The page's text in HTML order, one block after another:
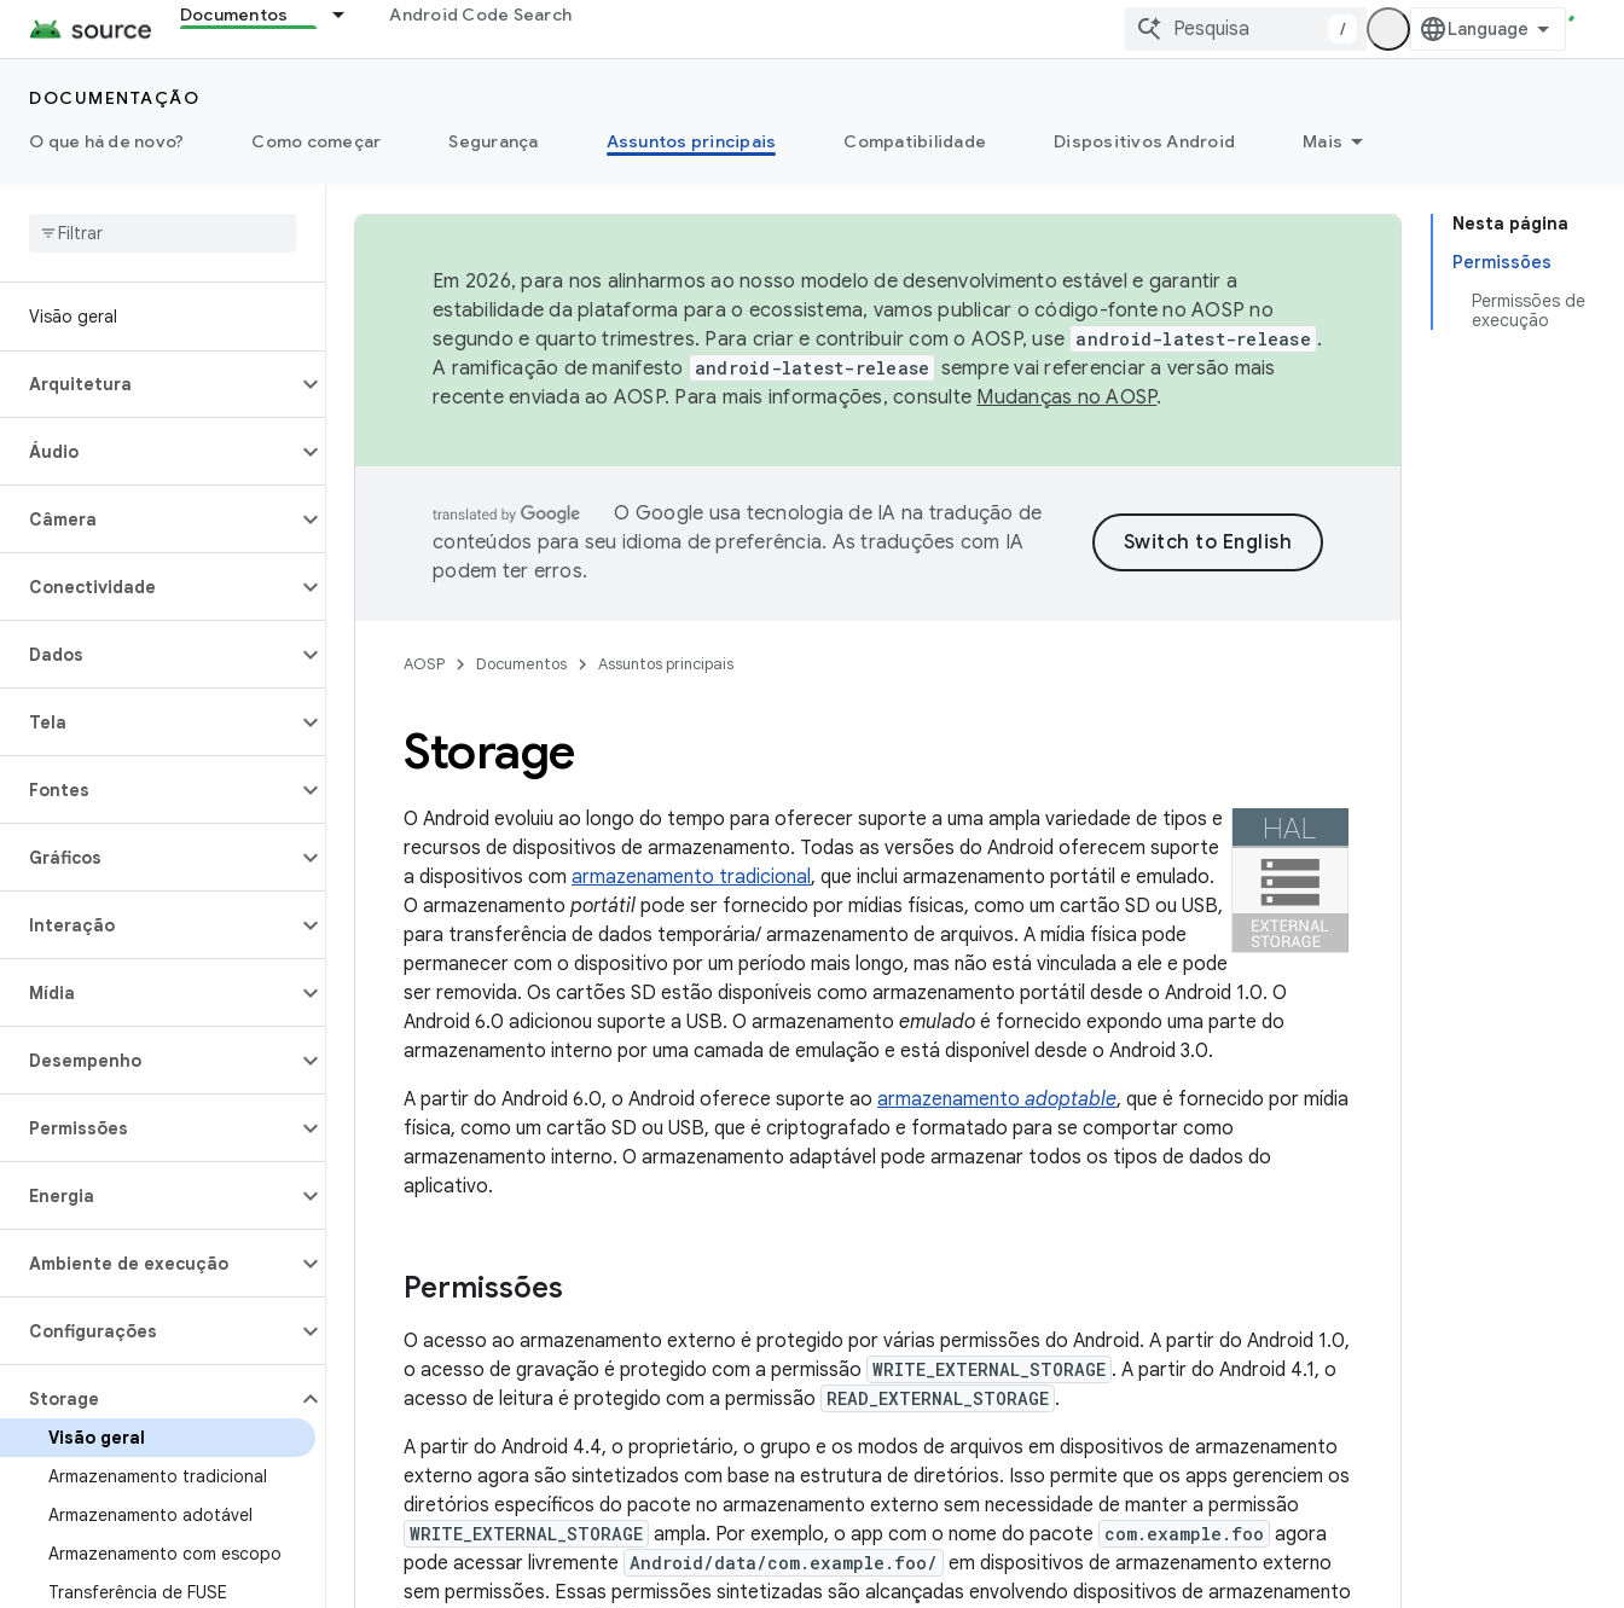
Documentos Android Code Search
/
DOCUMENTAÇÃO
O que há de novo?
Como começar Segurança Assuntos principais Compatibilidade Dispositivos Android Mais
Visão geral
Arquitetura
Áudio
Câmera
Conectividade
Dados
Tela
Fontes
Gráficos
Interação
Mídia
Desempenho
Permissões
Energia
Ambiente de execução
Configurações
Storage
Visão geral
Armazenamento tradicional
Armazenamento adotável
Armazenamento com escopo
Transferência de FUSE
Nesta página
Permissões
Permissões de
execução
Em 2026, para nos alinharmos ao nosso modelo de desenvolvimento estável e garantir a
estabilidade da plataforma para o ecossistema, vamos publicar o código-fonte no AOSP no
segundo e quarto trimestres. Para criar e contribuir com o AOSP, use android-latest-release .
A ramificação de manifesto
android-latest-release sempre vai referenciar a versão mais
recente enviada ao AOSP. Para mais informações, consulte Mudanças no AOSP.
O Google usa tecnologia de IA na tradução de
conteúdos para seu idioma de preferência. As traduções com IA
podem ter erros.
AOSP Documentos Assuntos principais
Storage
O Android evoluiu ao longo do tempo para oferecer suporte a uma ampla variedade de tipos e
recursos de dispositivos de armazenamento. Todas as versões do Android oferecem suporte
a dispositivos com armazenamento tradicional, que inclui armazenamento portátil e emulado.
O armazenamento portátil pode ser fornecido por mídias físicas, como um cartão SD ou USB,
para transferência de dados temporária/ armazenamento de arquivos. A mídia física pode
permanecer com o dispositivo por um período mais longo, mas não está vinculada a ele e pode
ser removida. Os cartões SD estão disponíveis como armazenamento portátil desde o Android 1.0. O
Android 6.0 adicionou suporte a USB. O armazenamento emulado é fornecido expondo uma parte do
armazenamento interno por uma camada de emulação e está disponível desde o Android 3.0.
A partir do Android 6.0, o Android oferece suporte ao armazenamento adoptable, que é fornecido por mídia
física, como um cartão SD ou USB, que é criptografado e formatado para se comportar como
armazenamento interno. O armazenamento adaptável pode armazenar todos os tipos de dados do
aplicativo.
Permissões
O acesso ao armazenamento externo é protegido por várias permissões do Android. A partir do Android 1.0,
o acesso de gravação é protegido com a permissão WRITE_EXTERNAL_STORAGE . A partir do Android 4.1, o
acesso de leitura é protegido com a permissão READ_EXTERNAL_STORAGE .
A partir do Android 4.4, o proprietário, o grupo e os modos de arquivos em dispositivos de armazenamento
externo agora são sintetizados com base na estrutura de diretórios. Isso permite que os apps gerenciem os
diretórios específicos do pacote no armazenamento externo sem necessidade de manter a permissão
WRITE_EXTERNAL_STORAGE ampla. Por exemplo, o app com o nome do pacote com.example.foo agora
pode acessar livremente Android/data/com.example.foo/ em dispositivos de armazenamento externo
sem permissões. Essas permissões sintetizadas são alcançadas envolvendo dispositivos de armazenamento